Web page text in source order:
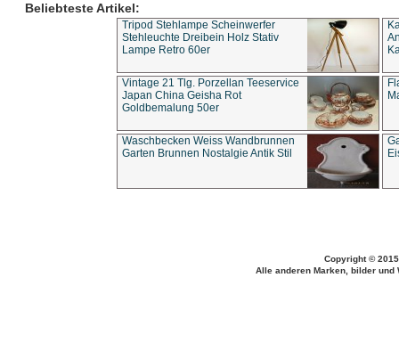
Beliebteste Artikel:
Tripod Stehlampe Scheinwerfer
Stehleuchte Dreibein Holz Stativ
Lampe Retro 60er
Vintage 21 Tlg. Porzellan Teeservice
Japan China Geisha Rot
Goldbemalung 50er
Waschbecken Weiss Wandbrunnen
Garten Brunnen Nostalgie Antik Stil
Copyright ©
Alle anderen Marken, bilder und